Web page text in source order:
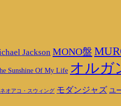
Jackson MONO盤
Sunshine Of My Life オルガ
ネオアコ・スウィング モダンジャズ ユ